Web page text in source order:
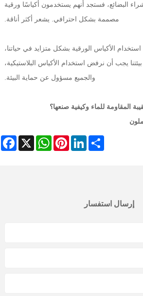
البضائع، فستجد أنهم يستخدمون أكياسًا ورقية
مصممة بشكل احترافي. يشعر أكثر أناقة.
الأكياس الورقية بشكل متزايد في حياتنا،
يجب أن نرفض استخدام الأكياس البلاستيكية،
والجميع مسؤول عن حماية البيئة.
المقاومة للماء وكيفية صنعها؟
X
WhatsAppPinterestLinkedInShare
إرسال استفسار